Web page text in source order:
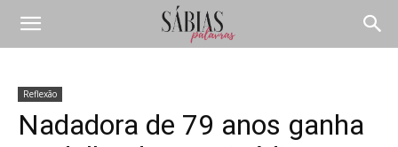
Reflexão
Nadadora de 79 anos ganha